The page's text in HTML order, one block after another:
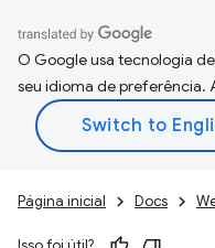
O Google usa tecnologia
seu idioma de preferência.
Página inicial Docs